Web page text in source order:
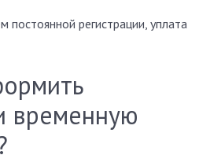
постоянной регистрации, уплата
временную